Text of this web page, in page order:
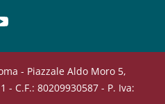
- Piazzale Aldo Moro 5,
- C.F.: 80209930587 - P. Iva: